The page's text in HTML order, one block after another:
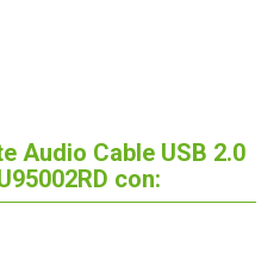
Audio Cable USB 2.0
con: